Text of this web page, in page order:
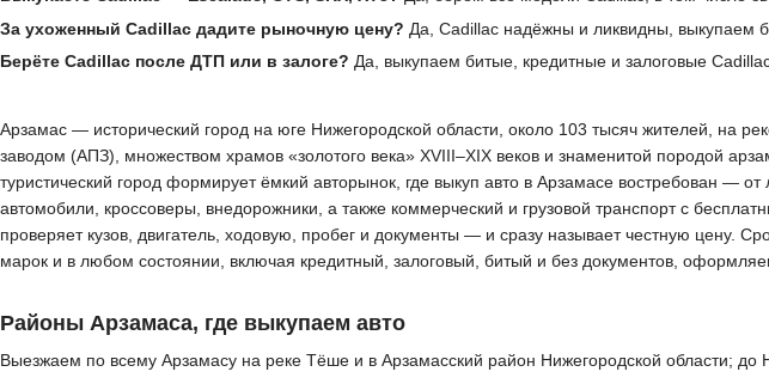
За ухоженный Cadillac дадите рыночную цену? Да, Cadillac надёжны и ликвидны, выкупаем
Берёте Cadillac после ДТП или в залоге? Да, выкупаем битые, кредитные и залоговые
Арзамас — исторический город на юге Нижегородской области, около 103 тысяч жителей, на
заводом (АПЗ), множеством храмов «золотого века» XVIII–XIX веков и знаменитой породой
туристический город формирует ёмкий авторынок, где выкуп авто в Арзамасе востребован —
автомобили, кроссоверы, внедорожники, а также коммерческий и грузовой транспорт с
проверяет кузов, двигатель, ходовую, пробег и документы — и сразу называет честную цену.
марок и в любом состоянии, включая кредитный, залоговый, битый и без документов,
Районы Арзамаса, где выкупаем авто
Выезжаем по всему Арзамасу на реке Тёше и в Арзамасский район Нижегородской области; до